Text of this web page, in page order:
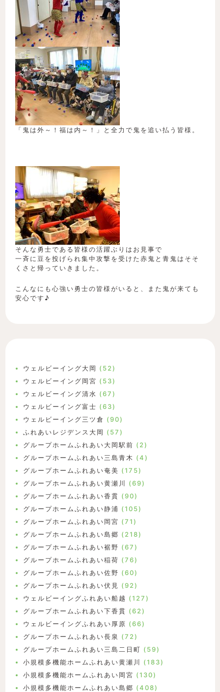
「鬼は外～！福は内～！」と全力で鬼を追い払う皆様。
そんな勇士である皆様の活躍ぶりはお見事で
一斉に豆を投げられ集中攻撃を受けた赤鬼と青鬼はそそ
くさと帰っていきました。
こんなにも心強い勇士の皆様がいると、また鬼が来ても
安心です♪
ウェルビーイング大岡 (52)
ウェルビーイング岡宮 (53)
ウェルビーイング清水 (67)
ウェルビーイング富士 (63)
ウェルビーイング三ツ倉 (90)
ふれあいレジデンス大岡 (57)
グループホームふれあい大岡駅前 (2)
グループホームふれあい三島青木 (4)
グループホームふれあい奄美 (175)
グループホームふれあい黄瀬川 (69)
グループホームふれあい香貫 (90)
グループホームふれあい静浦 (105)
グループホームふれあい岡宮 (71)
グループホームふれあい島郷 (218)
グループホームふれあい裾野 (67)
グループホームふれあい稲荷 (76)
グループホームふれあい佐野 (60)
グループホームふれあい伏見
(92)
ウェルビーイングふれあい船越 (127)
グループホームふれあい下香貫 (62)
ウェルビーイングふれあい厚原 (66)
グループホームふれあい長泉 (72)
グループホームふれあい三島二日町 (59)
小規模多機能ホームふれあい黄瀬川 (183)
小規模多機能ホームふれあい岡宮 (130)
小規模多機能ホームふれあい島郷 (408)